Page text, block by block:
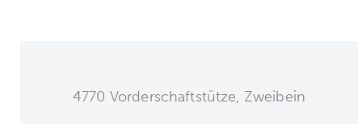
4770 Vorderschaftstütze, Zweibein